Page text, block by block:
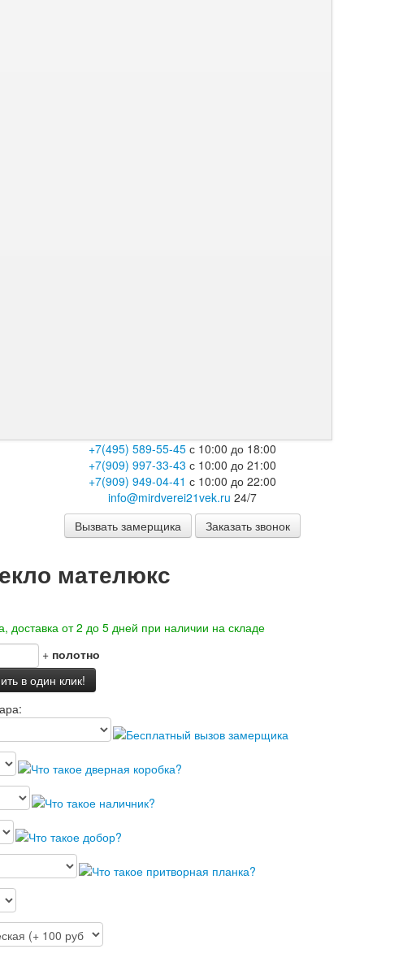
+7(495) 589-55-45с 10:00 до 18:00
+7(909) 997-33-43 с 10:00 до 21:00
+7(909) 949-04-41 с 10:00 до 22:00
info@mirdverei21vek.ru 24/7
Вызвать замерщика
Заказать звонок
мателюкс
доставка от 2 до 5 дней при наличии на складе
+ полотно
в один клик!